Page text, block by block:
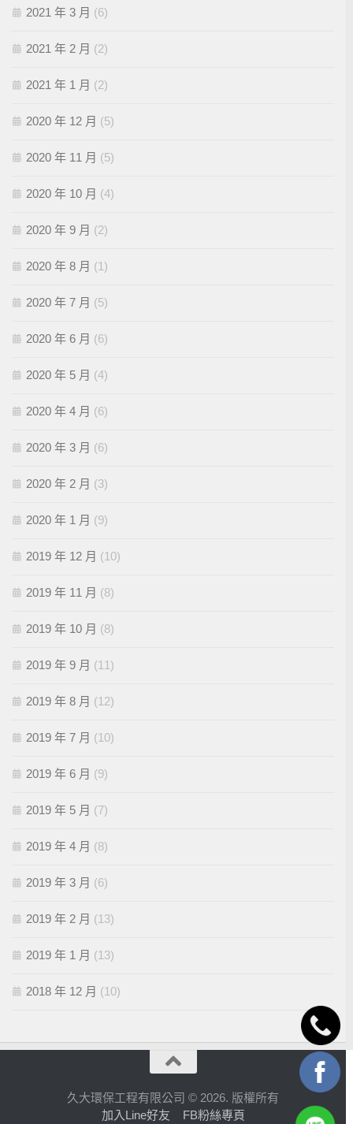
2021 年 3 月 (6)
2021 年 2 月 (2)
2021 年 1 月 (2)
2020 年 12 月 (5)
2020 年 11 月 (5)
2020 年 10 月 (4)
2020 年 9 月 (2)
2020 年 8 月 (1)
2020 年 7 月 (5)
2020 年 6 月 (6)
2020 年 5 月 (4)
2020 年 4 月 (6)
2020 年 3 月 (6)
2020 年 2 月 (3)
2020 年 1 月 (9)
2019 年 12 月 (10)
2019 年 11 月 (8)
2019 年 10 月 (8)
2019 年 9 月 (11)
2019 年 8 月 (12)
2019 年 7 月 (10)
2019 年 6 月 (9)
2019 年 5 月 (7)
2019 年 4 月 (8)
2019 年 3 月 (6)
2019 年 2 月 (13)
2019 年 1 月 (13)
2018 年 12 月 (10)
久大環保工程有限公司 © 2026. 版權所有
加入Line好友
FB粉絲專頁